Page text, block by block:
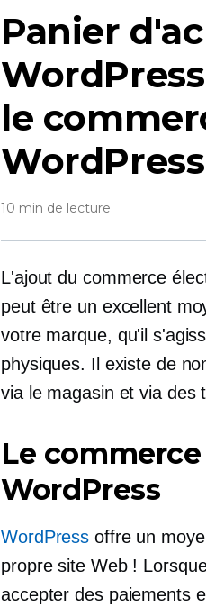
Panier
le
WordPress
10 min de lecture
L'ajout du commerce
peut être un excellent
votre marque, qu'il
physiques. Il existe de
via le magasin et via des
Le
WordPress
WordPress offre un
propre site Web !
accepter des paiements